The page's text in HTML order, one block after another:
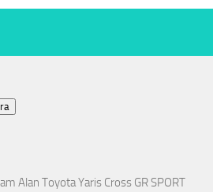
Alan Toyota Yaris Cross GR SPORT